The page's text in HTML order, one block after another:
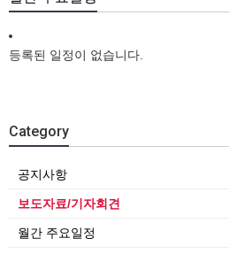
등록된 일정이 없습니다.
Category
공지사항
보도자료/기자회견
월간 주요일정